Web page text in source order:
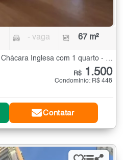
- vaga 67 m²
Apartamento para Alugar na Chácara Inglesa com 1 quarto - 67 m²
R$ 1.500
Condomínio: R$ 448
Contatar